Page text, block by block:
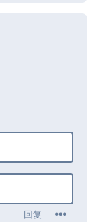
回复